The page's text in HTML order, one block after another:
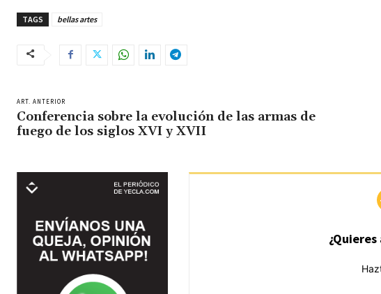
TAGS bellas artes
ART. ANTERIOR
Conferencia sobre la evolución de las armas de
fuego de los siglos XVI y XVII